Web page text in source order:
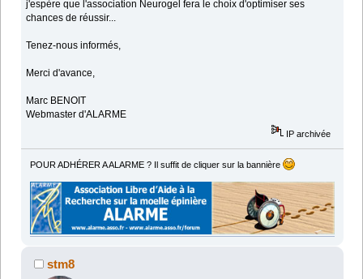
j'espère que l'association Neurogel fera le choix d'optimiser ses
chances de réussir...
Tenez-nous informés,
Merci d'avance,
Marc BENOIT
Webmaster d'ALARME
IP archivée
POUR ADHÉRER A ALARME ? Il suffit de cliquer sur la bannière
stm8